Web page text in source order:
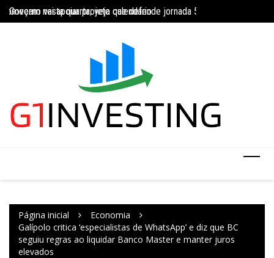
para
Governo vai apoiar projeto que defende jornada 5×2 com limite de
INSS amplia temporariamente prazo de auxílio-doença sem perícia;
Página inicial
Economia
Galípolo critica ‘especialistas de WhatsApp’ e diz que BC
seguiu regras ao liquidar Banco Master e manter juros
elevados